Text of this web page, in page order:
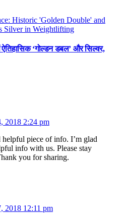
ऐतिहासिक ‘गोल्डन डबल’ और सिल्वर,
2018 2:24 pm
helpful piece of info. I’m glad
info with us. Please stay
you for sharing.
2018 12:11 pm